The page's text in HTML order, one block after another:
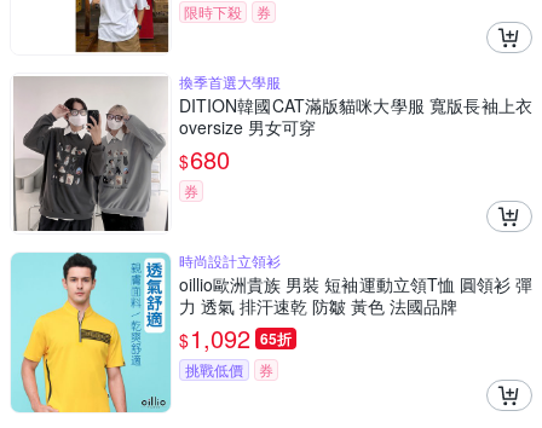
限時下殺 券
換季首選大學服
DITION韓國CAT滿版貓咪大學服 寬版長袖上衣
oversize 男女可穿
$680
券
時尚設計立領衫
oillio歐洲貴族 男裝 短袖運動立領T恤 圓領衫 彈
力 透氣 排汗速乾 防皺 黃色 法國品牌
$1,092 65折
挑戰低價 券